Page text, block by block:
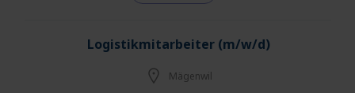
Logistikmitarbeiter (m/w/d)
Mägenwil